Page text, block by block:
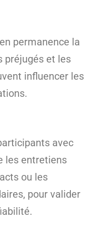
permanence la
préjugés et les
influencer les
avec
les entretiens
ou les
pour valider